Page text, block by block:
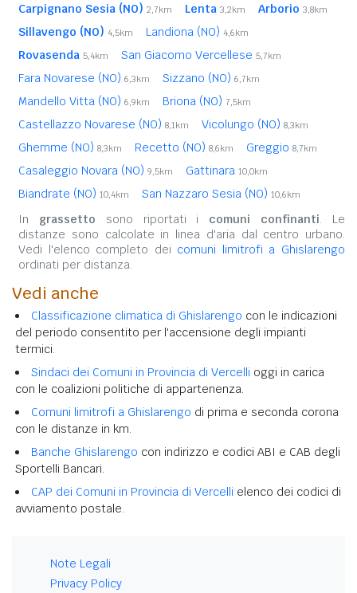
Carpignano Sesia (NO) 2,7km Lenta 3,2km Arborio 3,8km
Sillavengo (NO) 4,5km Landiona (NO) 4,6km
Rovasenda 5,4km San Giacomo Vercellese 5,7km
Fara Novarese (NO) 6,3km Sizzano (NO) 6,7km
Mandello Vitta (NO) 6,9km Briona (NO) 7,5km
Castellazzo Novarese (NO) 8,1km Vicolungo (NO) 8,3km
Ghemme (NO) 8,3km Recetto (NO) 8,6km Greggio 8,7km
Casaleggio Novara (NO) 9,5km Gattinara 10,0km
Biandrate (NO) 10,4km San Nazzaro Sesia (NO) 10,6km
In grassetto sono riportati i comuni confinanti. Le
distanze sono calcolate in linea d'aria dal centro urbano.
Vedi l'elenco completo dei comuni limitrofi a Ghislarengo
ordinati per distanza.
Vedi anche
Classificazione climatica di Ghislarengo con le indicazioni
del periodo consentito per l'accensione degli impianti
termici.
Sindaci dei Comuni in Provincia di Vercelli oggi in carica
con le coalizioni politiche di appartenenza.
Comuni limitrofi a Ghislarengo di prima e seconda corona
con le distanze in km.
Banche Ghislarengo con indirizzo e codici ABI e CAB degli
Sportelli Bancari.
CAP dei Comuni in Provincia di Vercelli elenco dei codici di
avviamento postale.
Note Legali
Privacy Policy